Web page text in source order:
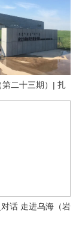
二十三期）| 扎
皋吐博物馆
、一个民族的灵
话 走进乌海（岩